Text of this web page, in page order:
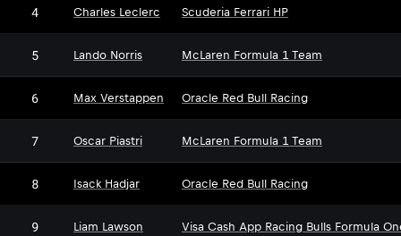
4 Charles Leclerc Scuderia Ferrari HP
5 Lando Norris McLaren Formula 1 Team
6 Max Verstappen Oracle Red Bull Racing
7 Oscar Piastri McLaren Formula 1 Team
8 Isack Hadjar Oracle Red Bull Racing
9 Liam Lawson Visa Cash App Racing Bulls Formula